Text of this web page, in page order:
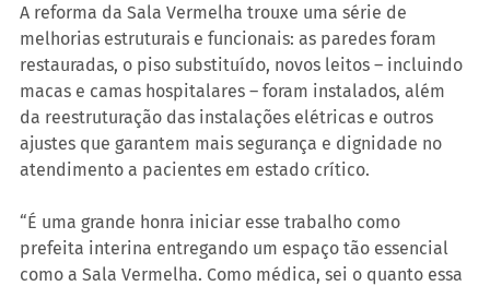
A reforma da Sala Vermelha trouxe uma série de
melhorias estruturais e funcionais: as paredes foram
restauradas, o piso substituído, novos leitos – incluindo
macas e camas hospitalares – foram instalados, além
da reestruturação das instalações elétricas e outros
ajustes que garantem mais segurança e dignidade no
atendimento a pacientes em estado crítico.
“É uma grande honra iniciar esse trabalho como
prefeita interina entregando um espaço tão essencial
como a Sala Vermelha. Como médica, sei o quanto essa